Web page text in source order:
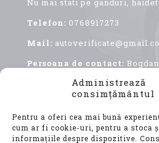
Administrează
consimțământul
Pentru a oferi cea mai bună
cum ar fi cookie-uri, pentru a stoca
informațiile despre dispozitive.
Nu mai stati pe ganduri,
Telefon: 0768917273
Mail:
Persoana de contact: